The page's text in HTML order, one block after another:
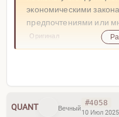
экономическими
предпочтениями или
Оригинал
QUANT Вечный
#4058
10 Июл